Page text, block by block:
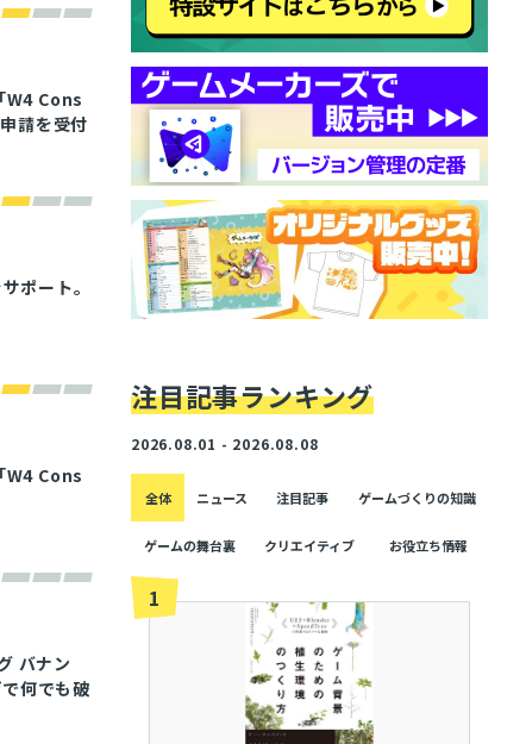
W4 Cons
請を受付
ポート。
W4 Cons
バナン
何でも破
注目記事ランキング
2026.08.01 - 2026.08.08
全体 ニュース 注目記事 ゲームづくりの知識
ゲームの舞台裏 クリエイティブ お役立ち情報
1